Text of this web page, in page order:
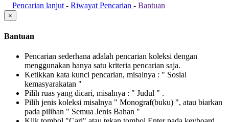
Pencarian lanjut - Riwayat Pencarian - Bantuan
×
Bantuan
Pencarian sederhana adalah pencarian koleksi dengan
menggunakan hanya satu kriteria pencarian saja.
Ketikkan kata kunci pencarian, misalnya : " Sosial
kemasyarakatan "
Pilih ruas yang dicari, misalnya : " Judul " .
Pilih jenis koleksi misalnya " Monograf(buku) ", atau biarkan
pada pilihan " Semua Jenis Bahan "